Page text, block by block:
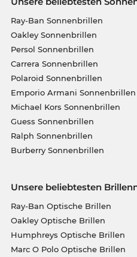
Ray-Ban Sonnenbrillen
Oakley Sonnenbrillen
Persol Sonnenbrillen
Carrera Sonnenbrillen
Polaroid Sonnenbrillen
Emporio Armani Sonnenbrillen
Michael Kors Sonnenbrillen
Guess Sonnenbrillen
Ralph Sonnenbrillen
Burberry Sonnenbrillen
Unsere beliebtesten
Ray-Ban Optische Brillen
Oakley Optische Brillen
Humphreys Optische Brillen
Marc O Polo Optische Brillen